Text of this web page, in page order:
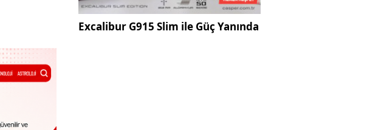
Excalibur G915 Slim ile Güç Yanında